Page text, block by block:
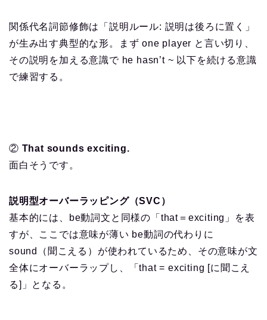
関係代名詞節修飾は「説明ルール: 説明は後ろに置く」
が生み出す典型的な形。まず one player と言い切り、
その説明を加える意識で he hasn’t ~ 以下を続ける意識
で練習する。
② That sounds exciting.
面白そうです。
説明型オーバーラッピング（SVC）
基本的には、be動詞文と同様の「that＝exciting」を表
すが、ここでは意味が薄い be動詞の代わりに
sound（聞こえる）が使われているため、その意味が文
全体にオーバーラップし、「that = exciting [に聞こえ
る]」となる。